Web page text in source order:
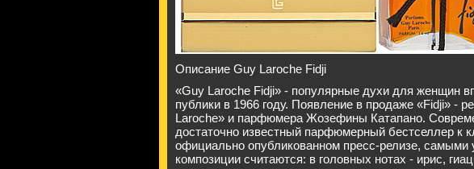
Описание Guy Laroche Fidji
«Guy Laroche Fidji» - популярные духи для женщин
публики в 1966 году. Появление в продаже «Fidji» -
Laroche» и парфюмера Жозефины Катапано.
достаточно известный парфюмерный бестселлер к
официально опубликованном пресс-релизе, самыми
композиции считаются: в головных нотах - ирис,